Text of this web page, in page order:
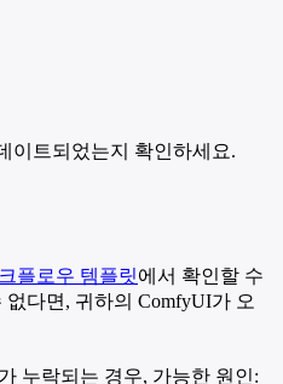
이트되었는지 확인하세요.
플로우 템플릿에서 확인할 수
다면, 귀하의 ComfyUI가 오
누락되는 경우, 가능한 원인: